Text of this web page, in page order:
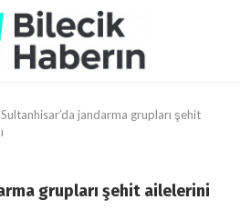
Sultanhisar’da jandarma grupları şehit
grupları şehit ailelerini